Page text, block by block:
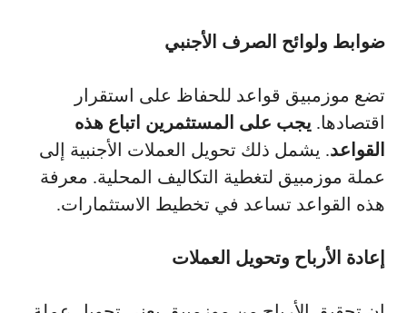
ضوابط ولوائح الصرف الأجنبي
تضع موزمبيق قواعد للحفاظ على استقرار
اقتصادها. يجب على المستثمرين اتباع هذه
القواعد. يشمل ذلك تحويل العملات الأجنبية إلى
عملة موزمبيق لتغطية التكاليف المحلية. معرفة
هذه القواعد تساعد في تخطيط الاستثمارات.
إعادة الأرباح وتحويل العملات